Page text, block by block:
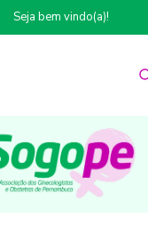
Seja bem vindo(a)!